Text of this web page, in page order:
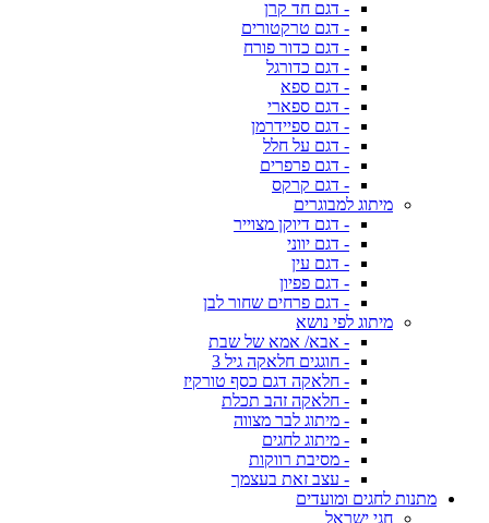
- דגם חד קרן
- דגם טרקטורים
- דגם כדור פורח
- דגם כדורגל
- דגם ספא
- דגם ספארי
- דגם ספיידרמן
- דגם על חלל
- דגם פרפרים
- דגם קרקס
מיתוג למבוגרים
- דגם דיוקן מצוייר
- דגם יווני
- דגם עין
- דגם פפיון
- דגם פרחים שחור לבן
מיתוג לפי נושא
- אבא/ אמא של שבת
- חוגגים חלאקה גיל 3
- חלאקה דגם כסף טורקיז
- חלאקה זהב תכלת
- מיתוג לבר מצווה
- מיתוג לחגים
- מסיבת רווקות
- עצב זאת בעצמך
מתנות לחגים ומועדים
חגי ישראל